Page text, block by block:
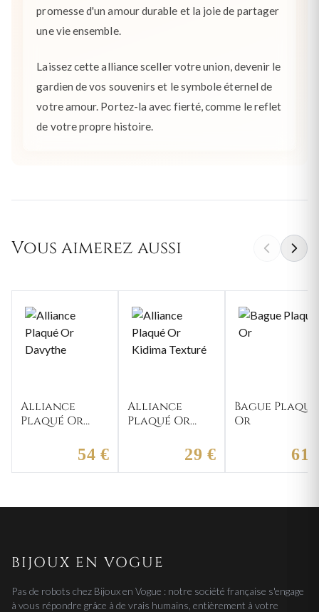
promesse d'un amour durable et la joie de partager
une vie ensemble.
Laissez cette alliance sceller votre union, devenir le
gardien de vos souvenirs et le symbole éternel de
votre amour. Portez-la avec fierté, comme le reflet
de votre propre histoire.
Vous aimerez aussi
Alliance
Plaqué Or
54 €
Alliance
Plaqué Or
29 €
Bague Plaqué
Or
61
BIJOUX EN VOGUE
Pas de robots chez Bijoux en Vogue : notre société française s'engage
à vous répondre grâce à de vrais humains, entièrement à votre